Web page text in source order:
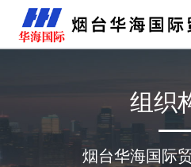
组织
烟台华海国际